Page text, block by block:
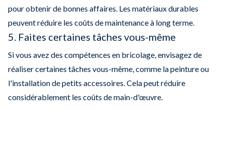
pour obtenir de bonnes affaires. Les matériaux durables
peuvent réduire les coûts de maintenance à long terme.
5. Faites certaines tâches vous-même
Si vous avez des compétences en bricolage, envisagez de
réaliser certaines tâches vous-même, comme la peinture ou
l'installation de petits accessoires. Cela peut réduire
considérablement les coûts de main-d'œuvre.